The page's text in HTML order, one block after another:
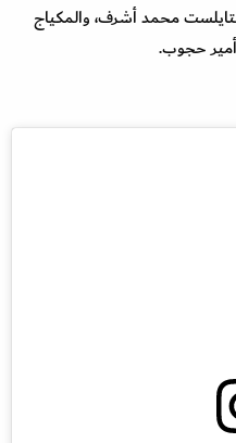
محمد أشرف، والمكياج
حجوب.